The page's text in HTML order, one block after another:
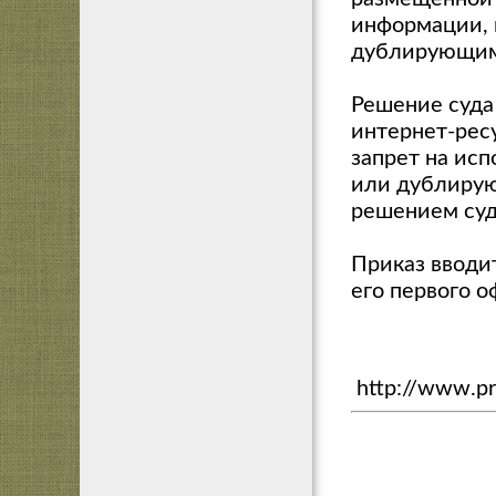
информации,
дублирующим
Решение
интернет-
запрет на
или
решением
Приказ
его первого
http://